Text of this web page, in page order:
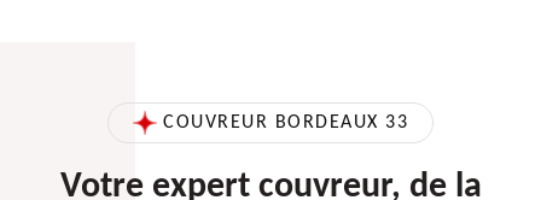
COUVREUR BORDEAUX 33
Votre expert couvreur, de la